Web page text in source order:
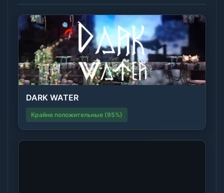
DARK WATER
Крайне положительные (95%)